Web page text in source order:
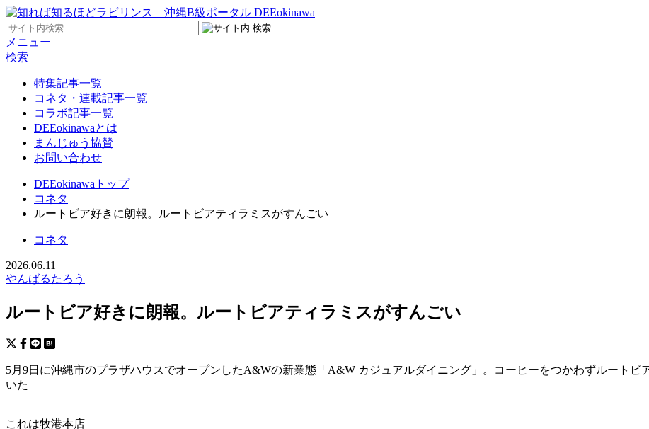
メニュー
検索
特集記事一覧
コネタ・連載記事一覧
コラボ記事一覧
DEEokinawaとは
まんじゅう協賛
お問い合わせ
DEEokinawaトップ
コネタ
ルートビア好きに朗報。ルートビアティラミスがすんごい
コネタ
2026.06.11
やんばるたろう
ルートビア好きに朗報。ルートビアティラミスがすんごい
5月9日に沖縄市のプラザハウスでオープンしたA&Wの新業態「A&W カジュアルダイニング」。コーヒーをつかわずルートビ
いた
これは牧港本店